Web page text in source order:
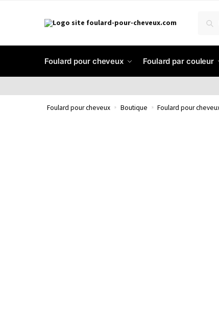
Foulard pour cheveux Foulard par couleur
Foulard pour cheveux » Boutique » Foulard pour